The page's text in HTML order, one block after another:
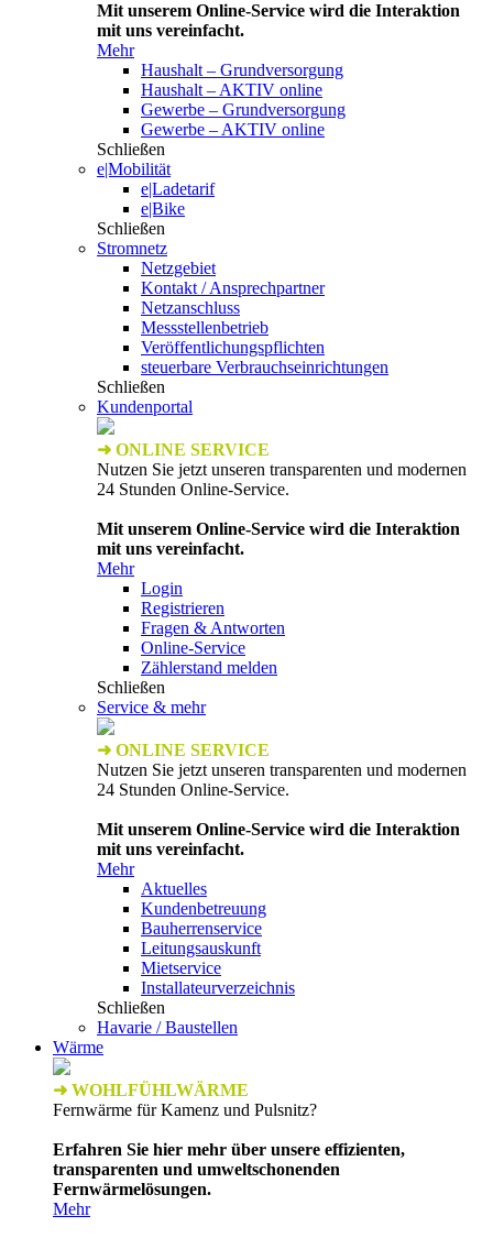
Mit unserem Online-Service wird die Interaktion
mit uns vereinfacht.
Mehr
Haushalt – Grundversorgung
Haushalt – AKTIV online
Gewerbe – Grundversorgung
Gewerbe – AKTIV online
Schließen
e|Mobilität
e|Ladetarif
e|Bike
Schließen
Stromnetz
Netzgebiet
Kontakt / Ansprechpartner
Netzanschluss
Messstellenbetrieb
Veröffentlichungspflichten
steuerbare Verbrauchseinrichtungen
Schließen
Kundenportal
➜ ONLINE SERVICE
Nutzen Sie jetzt unseren transparenten und modernen
24 Stunden Online-Service.
Mit unserem Online-Service wird die Interaktion
mit uns vereinfacht.
Mehr
Login
Registrieren
Fragen & Antworten
Online-Service
Zählerstand melden
Schließen
Service & mehr
➜ ONLINE SERVICE
Nutzen Sie jetzt unseren transparenten und modernen
24 Stunden Online-Service.
Mit unserem Online-Service wird die Interaktion
mit uns vereinfacht.
Mehr
Aktuelles
Kundenbetreuung
Bauherrenservice
Leitungsauskunft
Mietservice
Installateurverzeichnis
Schließen
Havarie / Baustellen
Wärme
➜ WOHLFÜHLWÄRME
Fernwärme für Kamenz und Pulsnitz?
Erfahren Sie hier mehr über unsere effizienten,
transparenten und umweltschonenden
Fernwärmelösungen.
Mehr